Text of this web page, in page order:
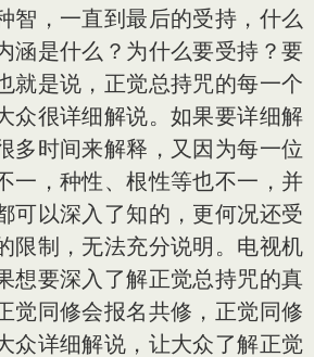
智，一直到最后的受持，什么
涵是什么？为什么要受持？要
就是说，正觉总持咒的每一个
众很详细解说。如果要详细解
多时间来解释，又因为每一位
一，种性、根性等也不一，并
可以深入了知的，更何况还受
限制，无法充分说明。电视机
想要深入了解正觉总持咒的真
觉同修会报名共修，正觉同修
众详细解说，让大众了解正觉